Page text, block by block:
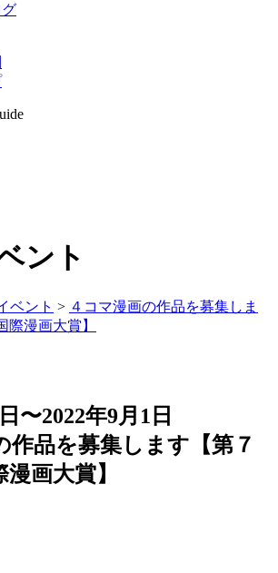
ント
ベント > ４コマ漫画の作品を募集しま
際漫画大賞】
〜2022年9月1日
作品を募集します【第７
画大賞】